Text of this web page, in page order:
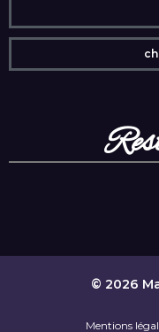
© 2026
Mentions